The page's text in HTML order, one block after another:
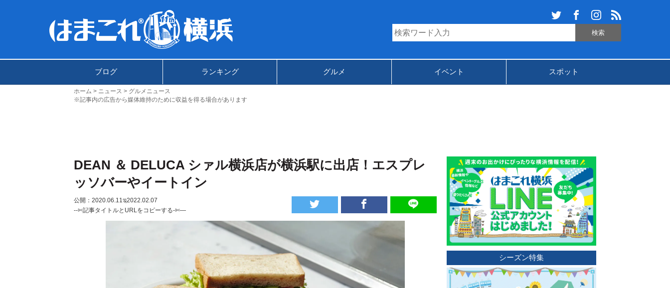
ブログ ランキング グルメ イベント スポット
ホーム ニュース
グルメニュース
※記事内の広告から媒体維持のために収益を得る場合があります
DEAN ＆ DELUCA シァル横浜店が横浜駅に出店！エスプレ
ッソバーやイートイン
公開：2020.06.11 ಇ2022.02.07
--✄記事タイトルとURLをコピーする-✄—
シーズン特集